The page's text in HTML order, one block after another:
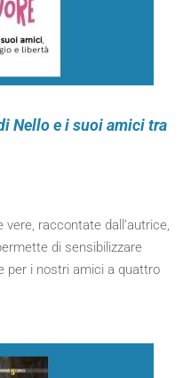
Nello e i suoi amici tra
raccontate dall’autrice,
di sensibilizzare
per i nostri amici a quattro